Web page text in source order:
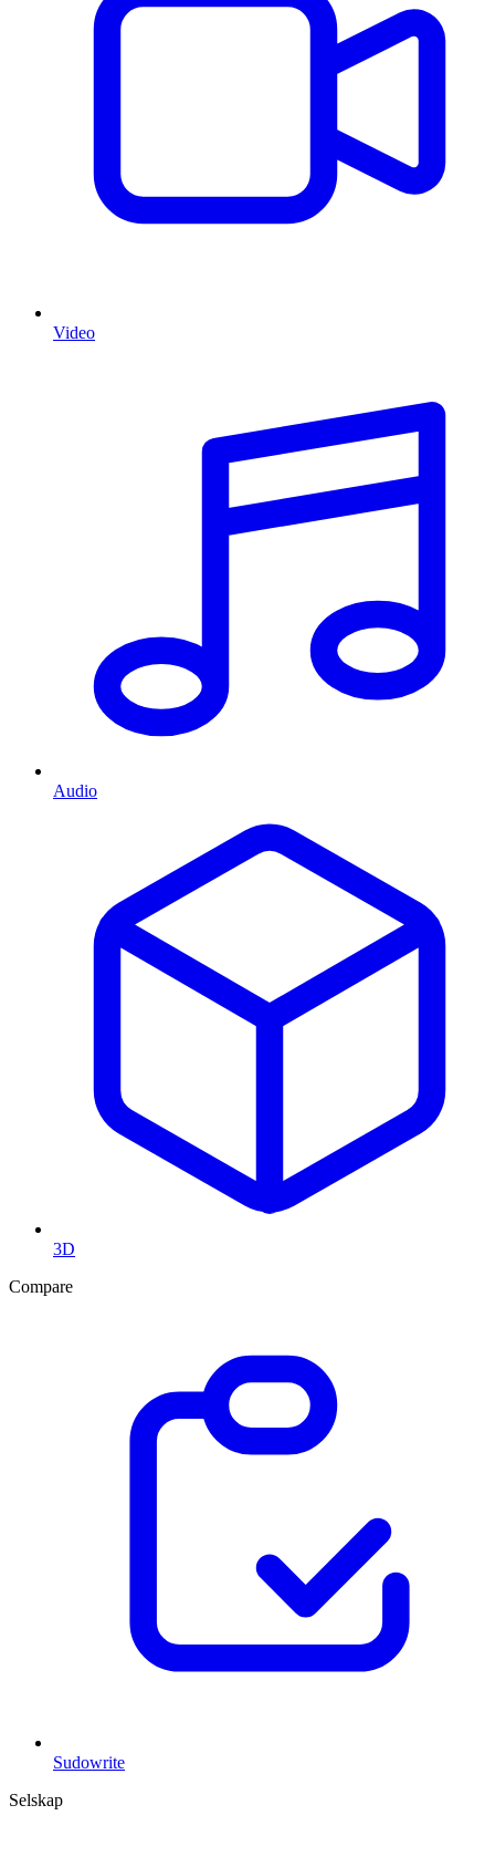
Video
Audio
3D
Compare
Sudowrite
Selskap